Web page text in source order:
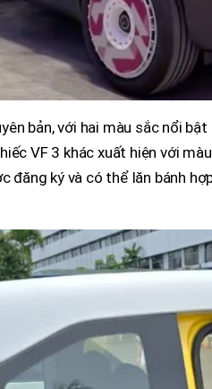
bản, với hai màu sắc nổi
VF 3 khác xuất hiện với
đăng ký và có thể lăn bánh